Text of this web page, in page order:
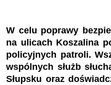
W celu poprawy
na ulicach Koszalina
policyjnych patroli.
wspólnych służb
Słupsku oraz